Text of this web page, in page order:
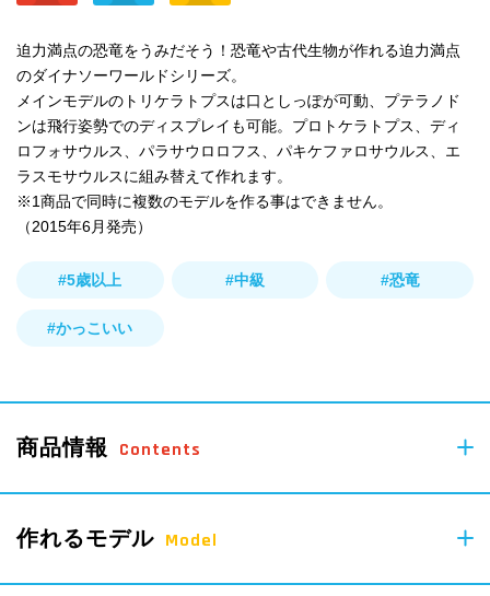
迫力満点の恐竜をうみだそう！恐竜や古代生物が作れる迫力満点
のダイナソーワールドシリーズ。
メインモデルのトリケラトプスは口としっぽが可動、プテラノド
ンは飛行姿勢でのディスプレイも可能。プロトケラトプス、ディ
ロフォサウルス、パラサウロロフス、パキケファロサウルス、エ
ラスモサウルスに組み替えて作れます。
※1商品で同時に複数のモデルを作る事はできません。
（2015年6月発売）
#5歳以上 #中級 #恐竜
#かっこいい
商品情報 Contents
300pcs
作れるモデル Model